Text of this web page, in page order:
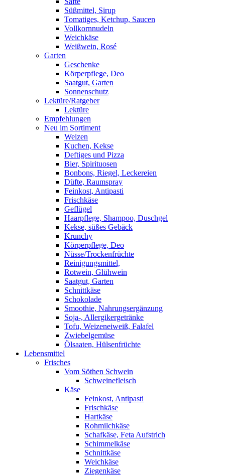
Süßmittel, Sirup
Tomatiges, Ketchup, Saucen
Vollkornnudeln
Weichkäse
Weißwein, Rosé
Garten
Geschenke
Körperpflege, Deo
Saatgut, Garten
Sonnenschutz
Lektüre/Ratgeber
Lektüre
Empfehlungen
Neu im Sortiment
Weizen
Kuchen, Kekse
Deftiges und Pizza
Bier, Spirituosen
Bonbons, Riegel, Leckereien
Düfte, Raumspray
Feinkost, Antipasti
Frischkäse
Geflügel
Haarpflege, Shampoo, Duschgel
Kekse, süßes Gebäck
Krunchy
Körperpflege, Deo
Nüsse/Trockenfrüchte
Reinigungsmittel,
Rotwein, Glühwein
Saatgut, Garten
Schnittkäse
Schokolade
Smoothie, Nahrungsergänzung
Soja-, Allergikergetränke
Tofu, Weizeneiweiß, Falafel
Zwiebelgemüse
Ölsaaten, Hülsenfrüchte
Lebensmittel
Frisches
Vom Söthen Schwein
Schweinefleisch
Käse
Feinkost, Antipasti
Frischkäse
Hartkäse
Rohmilchkäse
Schafkäse, Feta Aufstrich
Schimmelkäse
Schnittkäse
Weichkäse
Ziegenkäse